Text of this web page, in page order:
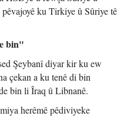
ku Tirkiye û Sûriye tê
bin"
Şeybanî diyar kir ku ew
çekan a ku tenê di bin
bin li Îraq û Libnanê.
herêmê pêdiviyeke